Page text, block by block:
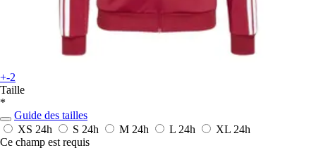
+-2
Taille
*
Guide des tailles
XS 24h S 24h M 24h L 24h XL 24h
Ce champ est requis